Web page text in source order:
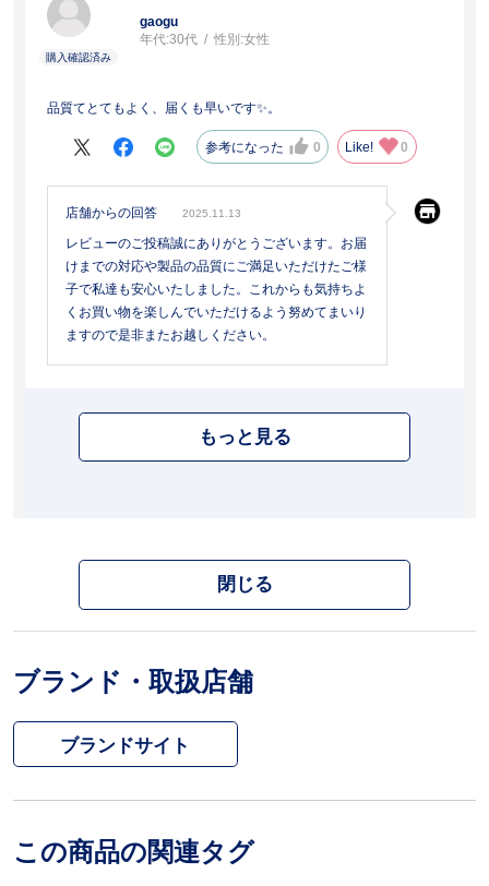
gaogu
年代:30代 性別:女性
品質てとてもよく、届くも早いです✨。
参考になった 0 Like! 0
店舗からの回答 2025.11.13
レビューのご投稿誠にありがとうございます。お届
けまでの対応や製品の品質にご満足いただけたご様
子で私達も安心いたしました。これからも気持ちよ
くお買い物を楽しんでいただけるよう努めてまいり
ますので是非またお越しください。
もっと見る
閉じる
ブランド・取扱店舗
ブランドサイト
この商品の関連タグ